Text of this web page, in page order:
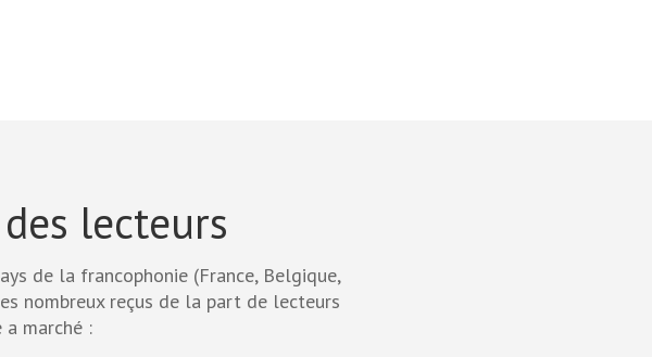
lecteurs
de la francophonie (France, Belgique,
nombreux reçus de la part de lecteurs
marché :